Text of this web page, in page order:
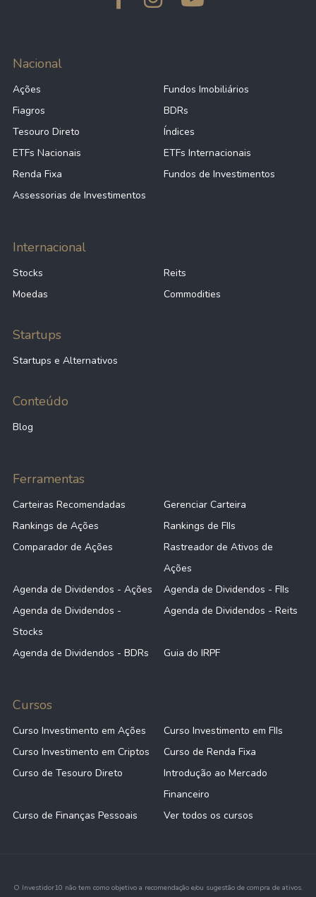
Nacional
Ações
Fundos Imobiliários
Fiagros
BDRs
Tesouro Direto
Índices
ETFs Nacionais
ETFs Internacionais
Renda Fixa
Fundos de Investimentos
Assessorias de Investimentos
Internacional
Stocks
Reits
Moedas
Commodities
Startups
Startups e Alternativos
Conteúdo
Blog
Ferramentas
Carteiras Recomendadas
Gerenciar Carteira
Rankings de Ações
Rankings de FIIs
Comparador de Ações
Rastreador de Ativos de
Ações
Agenda de Dividendos - Ações
Agenda de Dividendos - FIIs
Agenda de Dividendos -
Stocks
Agenda de Dividendos - Reits
Agenda de Dividendos - BDRs Guia do IRPF
Cursos
Curso Investimento em Ações
Curso Investimento em FIIs
Curso Investimento em Criptos
Curso de Renda Fixa
Curso de Tesouro Direto
Introdução ao Mercado
Financeiro
Curso de Finanças Pessoais
Ver todos os cursos
O Investidor10 não tem como objetivo a recomendação e/ou sugestão de compra de ativos.